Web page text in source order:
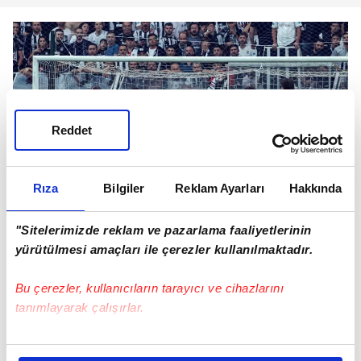
Rıza Bilgiler Reklam Ayarları Hakkında
"Sitelerimizde reklam ve pazarlama faaliyetlerinin
yürütülmesi amaçları ile çerezler kullanılmaktadır.
Bu çerezler, kullanıcıların tarayıcı ve cihazlarını
tanımlayarak çalışırlar.
Bu çerezlere izin vermeniz halinde sizlere özel
Reddet
PANDEMİ DÖNEMİNİN YÜKÜNE DEĞİNDİ
O sezonun pandemi şartlarında oynandığını
hatırlatan Ersin Destanoğlu, yoğun maç temposu